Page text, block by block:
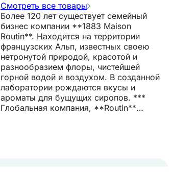
Смотреть все товары
Более 120 лет существует семейный
бизнес компании **1883 Maison
Routin**. Находится на территории
французских Альп, известных своею
нетронутой природой, красотой и
разнообразием флоры, чистейшей
горной водой и воздухом. В созданной
лаборатории рождаются вкусы и
ароматы для бущущих сиропов. ***
Глобальная компания, **Routin**